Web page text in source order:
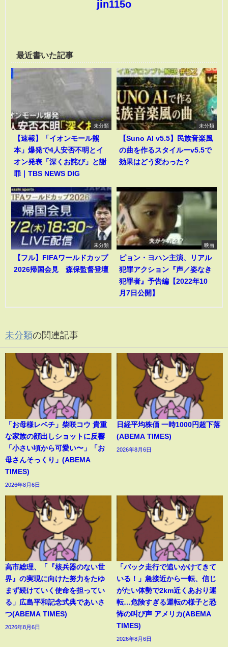
jin115o
最近書いた記事
未分類
【速報】「イオンモール熊
本」爆発で4人安否不明とイ
オン発表「深くお詫び」と謝
罪｜TBS NEWS DIG
未分類
【Suno AI v5.5】民族音楽風
の曲を作るスタイルーv5.5で
効果はどう変わった？
未分類
【フル】FIFAワールドカップ
2026帰国会見 森保監督登壇
映画
ピョン・ヨハン主演、リアル
犯罪アクション『声／姿なき
犯罪者』予告編【2022年10
月7日公開】
未分類の関連記事
「お母様レベチ」柴咲コウ 貴重
な家族の顔出しショットに反響
「小さい頃から可愛い〜」「お
母さんそっくり」(ABEMA
TIMES)
2026年8月6日
日経平均株価 一時1000円超下落
(ABEMA TIMES)
2026年8月6日
高市総理、「『核兵器のない世
界』の実現に向けた努力をたゆ
まず続けていく使命を担ってい
る」広島平和記念式典であいさ
つ(ABEMA TIMES)
2026年8月6日
「バック走行で追いかけてきて
いる！」急接近から一転、信じ
がたい体勢で2km近くあおり運
転…危険すぎる運転の様子と恐
怖の叫び声 アメリカ(ABEMA
TIMES)
2026年8月6日